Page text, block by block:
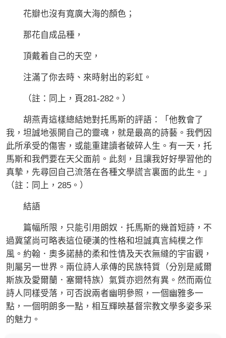
花瓣也沒有寬廣大海的顏色；
那花自成品種，
頂戴着自己的天空，
注滿了你去時、來時射出的彩虹。
（註：同上，頁281-282。）
胡燕青這樣總結她對托馬斯的評語：「他教會了
我，坦誠地張開自己的靈魂，就是最高的詩藝。我們因
此所承受的傷害，或能重建讀者破碎人生。有一天，托
馬斯和我們要在天父面前。此刻，且讓我好好學習他的
真摯，先尋回自己流落在各種文學謊言裏面的此生。」
（註：同上，285。）
結語
篇幅所限，只能引用朗奴．托馬斯的幾首短詩，不
過冀望尚可略表這位硬漢的性格和坦誠真言純樸之作
風。約翰．奧多諾赫的柔和性情及天衣無縫的宇宙觀，
則屬另一世界。兩位詩人承傳的民族特質（分別是威爾
斯族及愛爾蘭．塞爾特族）氣質亦迥然有異。然而兩位
詩人同樣受落，可否說兩者幽明參照，一個幽雅多一
點，一個明朗多一點，相互輝映基督宗教文學多姿多采
的魅力。